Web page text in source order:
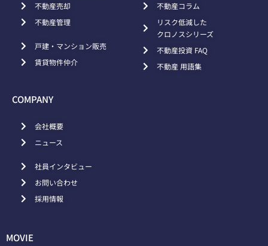
不動産売却
不動産管理
戸建・マンション販売
賃貸物件仲介
不動産コラム
リスク低減した
クロノスシリーズ
不動産投資 FAQ
不動産 用語集
COMPANY
会社概要
ニュース
社員インタビュー
お問い合わせ
採用情報
MOVIE